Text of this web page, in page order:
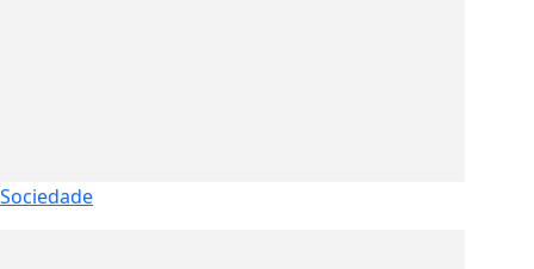
Sociedade